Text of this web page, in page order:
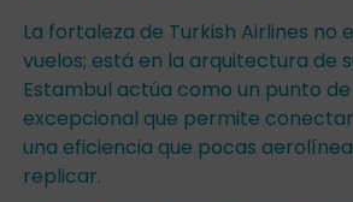
La fortaleza de Turkish Airlines no
vuelos; está en la arquitectura de
Estambul actúa como un punto
excepcional que permite
una eficiencia que pocas
replicar.